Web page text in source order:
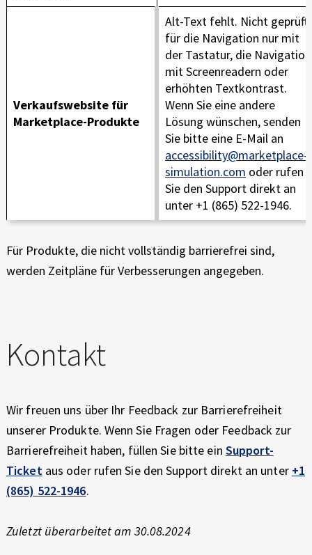
Verkaufswebsite für
Marketplace-Produkte
Alt-Text fehlt. Nicht geprüft
für die Navigation nur mit
der Tastatur, die Navigation
mit Screenreadern oder
erhöhten Textkontrast.
Wenn Sie eine andere
Lösung wünschen, senden
Sie bitte eine E-Mail an
accessibility@marketplace-
simulation.com oder rufen
Sie den Support direkt an
unter +1 (865) 522-1946.
Für Produkte, die nicht vollständig barrierefrei sind,
werden Zeitpläne für Verbesserungen angegeben.
Kontakt
Wir freuen uns über Ihr Feedback zur Barrierefreiheit
unserer Produkte. Wenn Sie Fragen oder Feedback zur
Barrierefreiheit haben, füllen Sie bitte ein Support-
Ticketaus oder rufen Sie den Support direkt an unter +1
(865) 522-1946.
Zuletzt überarbeitet am 30.08.2024